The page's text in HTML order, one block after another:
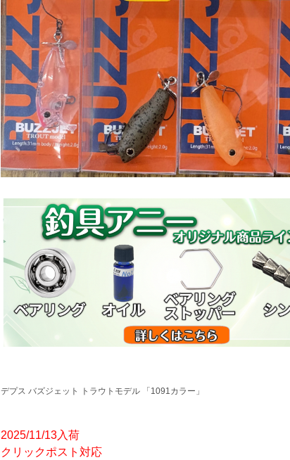
デプス バズジェット トラウトモデル 「1091カラー」
2025/11/13入荷
クリックポスト対応